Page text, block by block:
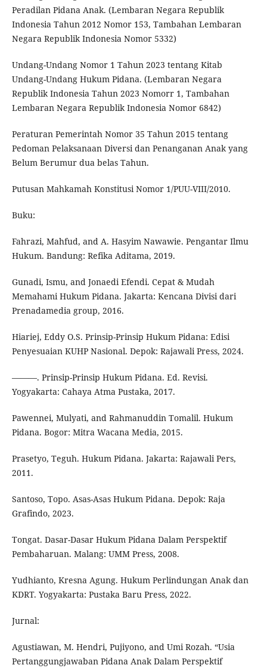
Peradilan Pidana Anak. (Lembaran Negara Republik
Indonesia Tahun 2012 Nomor 153, Tambahan Lembaran
Negara Republik Indonesia Nomor 5332)
Undang-Undang Nomor 1 Tahun 2023 tentang Kitab
Undang-Undang Hukum Pidana. (Lembaran Negara
Republik Indonesia Tahun 2023 Nomorr 1, Tambahan
Lembaran Negara Republik Indonesia Nomor 6842)
Peraturan Pemerintah Nomor 35 Tahun 2015 tentang
Pedoman Pelaksanaan Diversi dan Penanganan Anak yang
Belum Berumur dua belas Tahun.
Putusan Mahkamah Konstitusi Nomor 1/PUU-VIII/2010.
Buku:
Fahrazi, Mahfud, and A. Hasyim Nawawie. Pengantar Ilmu
Hukum. Bandung: Refika Aditama, 2019.
Gunadi, Ismu, and Jonaedi Efendi. Cepat & Mudah
Memahami Hukum Pidana. Jakarta: Kencana Divisi dari
Prenadamedia group, 2016.
Hiariej, Eddy O.S. Prinsip-Prinsip Hukum Pidana: Edisi
Penyesuaian KUHP Nasional. Depok: Rajawali Press, 2024.
———. Prinsip-Prinsip Hukum Pidana. Ed. Revisi.
Yogyakarta: Cahaya Atma Pustaka, 2017.
Pawennei, Mulyati, and Rahmanuddin Tomalil. Hukum
Pidana. Bogor: Mitra Wacana Media, 2015.
Prasetyo, Teguh. Hukum Pidana. Jakarta: Rajawali Pers,
2011.
Santoso, Topo. Asas-Asas Hukum Pidana. Depok: Raja
Grafindo, 2023.
Tongat. Dasar-Dasar Hukum Pidana Dalam Perspektif
Pembaharuan. Malang: UMM Press, 2008.
Yudhianto, Kresna Agung. Hukum Perlindungan Anak dan
KDRT. Yogyakarta: Pustaka Baru Press, 2022.
Jurnal:
Agustiawan, M. Hendri, Pujiyono, and Umi Rozah. “Usia
Pertanggungjawaban Pidana Anak Dalam Perspektif